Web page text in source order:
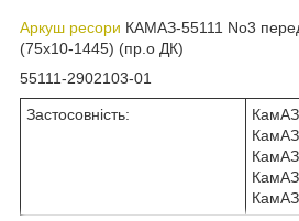
Аркуш ресори КАМАЗ-55111 No3
(75х10-1445) (пр.о ДК)
55111-2902103-01
Застосовність: